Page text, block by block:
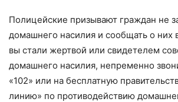
Полицейские призывают граждан не
домашнего насилия и сообщать о них
вы стали жертвой или свидетелем
домашнего насилия, непременно
«102» или на бесплатную
линию» по противодействию